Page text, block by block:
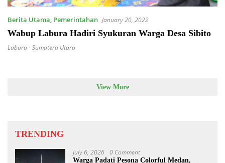
Berita Utama, Pemerintahan January 20, 2022
Wabup Labura Hadiri Syukuran Warga Desa Sibito
Labura - Sumatera Utara
View More
TRENDING
July 6, 2026 0 Comment
Warga Padati Pesona Colorful Medan,